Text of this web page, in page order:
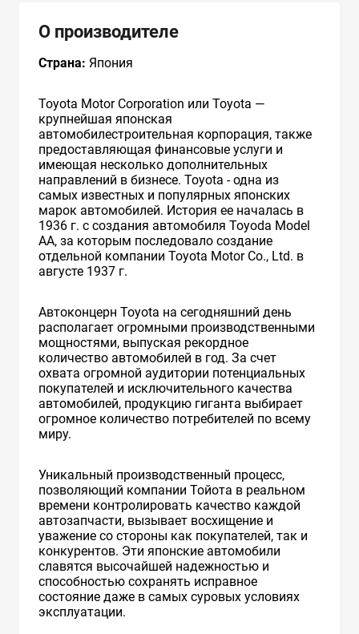
О производителе
Страна: Япония
Toyota Motor Corporation или Toyota —
крупнейшая японская
автомобилестроительная корпорация, также
предоставляющая финансовые услуги и
имеющая несколько дополнительных
направлений в бизнесе. Toyota - одна из
самых известных и популярных японских
марок автомобилей. История ее началась в
1936 г. с создания автомобиля Toyoda Model
AA, за которым последовало создание
отдельной компании Toyota Motor Co., Ltd. в
августе 1937 г.
Автоконцерн Toyota на сегодняшний день
располагает огромными производственными
мощностями, выпуская рекордное
количество автомобилей в год. За счет
охвата огромной аудитории потенциальных
покупателей и исключительного качества
автомобилей, продукцию гиганта выбирает
огромное количество потребителей по всему
миру.
Уникальный производственный процесс,
позволяющий компании Тойота в реальном
времени контролировать качество каждой
автозапчасти, вызывает восхищение и
уважение со стороны как покупателей, так и
конкурентов. Эти японские автомобили
славятся высочайшей надежностью и
способностью сохранять исправное
состояние даже в самых суровых условиях
эксплуатации.